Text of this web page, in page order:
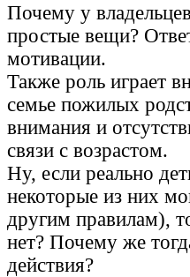
Почему у
простые вещи?
мотивации.
Также роль играет
семье пожилых
внимания и
связи с возрастом.
Ну, если реально
некоторые из них
другим правилам),
нет? Почему же
действия?